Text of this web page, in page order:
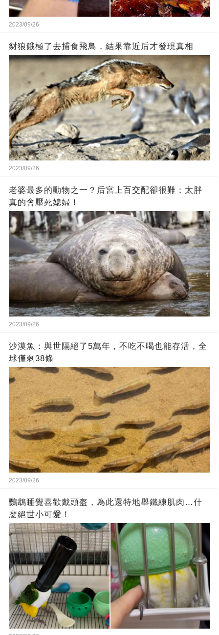
2023/09/26
豺狼餓極了去捕食飛鳥，結果靠近后才發現真相
2023/09/26
老婆最多的動物之一？后宮上百交配卻很難：太胖
真的會壓死媳婦！
2023/09/26
沙漠魚：與世隔絕了5萬年，不吃不喝也能存活，全
球僅剩38條
2023/09/26
鸚鵡睡覺喜歡戴頭盔，為此還特地舉鐵練肌肉…什
麼絕世小可愛！